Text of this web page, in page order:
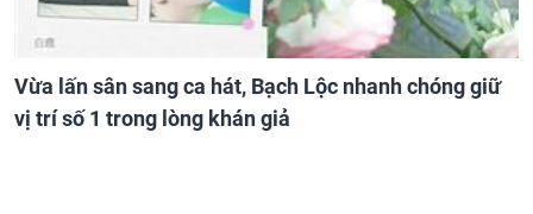
Vừa lấn sân sang ca hát, Bạch Lộc nhanh chóng giữ
vị trí số 1 trong lòng khán giả